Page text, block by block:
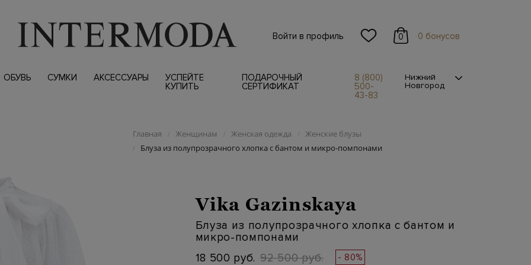
Войти в профиль 0 0 бонусов
ОБУВЬ СУМКИ АКСЕССУАРЫ
УСПЕЙТЕ
КУПИТЬ
ПОДАРОЧНЫЙ
СЕРТИФИКАТ
8 (800)
500-
43-83
Нижний
Новгород
Главная / Женщинам / Женская одежда / Женские блузы
/ Блуза из полупрозрачного хлопка с бантом и микро-помпонами
Vika Gazinskaya
Блуза из полупрозрачного хлопка с бантом и
микро-помпонами
18 500 руб. 92 500 руб. - 80%